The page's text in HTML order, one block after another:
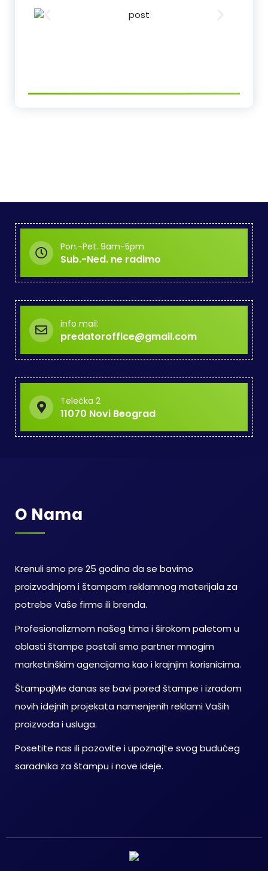
Pon.-Pet. 9am-5pm
Sub.-Ned. ne radimo
info mail:
predatoroffice@gmail.com
Telečka 2
11070 Novi Beograd
O Nama
Krenuli smo pre 25 godina da se bavimo
proizvodnjom i štampom reklamnog materijala za
potrebe Vaše firme ili brenda.
Profesionalizmom našeg tima i širokom paletom u
oblasti štampe postali smo partner mnogim
marketinškim agencijama kao i krajnjim korisnicima.
ŠtampajMe danas se bavi pored štampe i izradom
novih idejnih projekata namenjenih reklami Vaših
proizvoda i usluga.
Posetite nas ili pozovite i upoznajte svog budućeg
saradnika za štampu i nove ideje.